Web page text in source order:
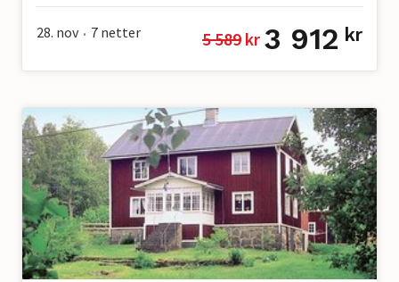
28. nov • 7 netter 5 589 kr 3 912 kr